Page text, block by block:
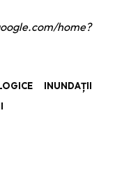
home?
INUNDAȚII